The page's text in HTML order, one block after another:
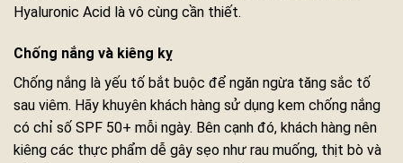
Hyaluronic Acid là vô cùng cần thiết.
Chống nắng và kiêng kỵ
Chống nắng là yếu tố bắt buộc để ngăn ngừa tăng sắc tố
sau viêm. Hãy khuyên khách hàng sử dụng kem chống nắng
có chỉ số SPF 50+ mỗi ngày. Bên cạnh đó, khách hàng nên
kiêng các thực phẩm dễ gây sẹo như rau muống, thịt bò và